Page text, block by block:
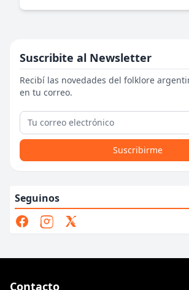
Suscribite al Newsletter
Recibí las novedades del folklore
en tu correo.
Suscribirme
Seguinos
Contacto